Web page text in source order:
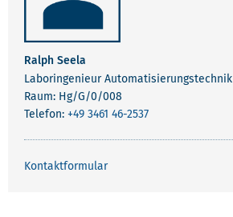
Ralph Seela
Laboringenieur Automatisierungstechnik
Raum: Hg/G/0/008
Telefon: +49 3461 46-2537
Kontaktformular